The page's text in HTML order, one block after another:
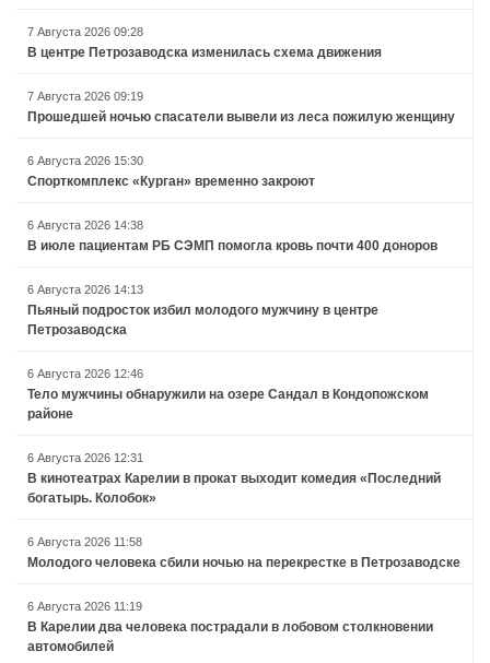
7 Августа 2026 09:28
В центре Петрозаводска изменилась схема движения
7 Августа 2026 09:19
Прошедшей ночью спасатели вывели из леса пожилую женщину
6 Августа 2026 15:30
Спорткомплекс «Курган» временно закроют
6 Августа 2026 14:38
В июле пациентам РБ СЭМП помогла кровь почти 400 доноров
6 Августа 2026 14:13
Пьяный подросток избил молодого мужчину в центре
Петрозаводска
6 Августа 2026 12:46
Тело мужчины обнаружили на озере Сандал в Кондопожском
районе
6 Августа 2026 12:31
В кинотеатрах Карелии в прокат выходит комедия «Последний
богатырь. Колобок»
6 Августа 2026 11:58
Молодого человека сбили ночью на перекрестке в Петрозаводске
6 Августа 2026 11:19
В Карелии два человека пострадали в лобовом столкновении
автомобилей